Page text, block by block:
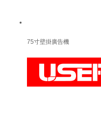
75寸壁掛廣告機